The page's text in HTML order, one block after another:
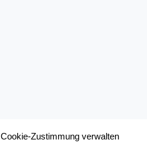
Cookie-Zustimmung verwalten